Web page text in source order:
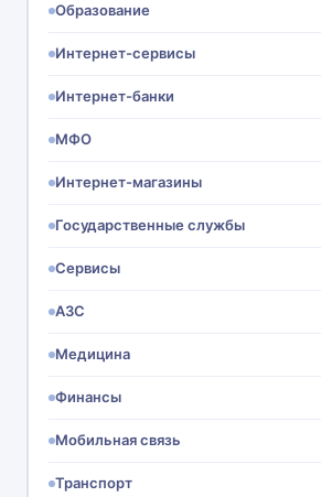
Образование
Интернет-сервисы
Интернет-банки
МФО
Интернет-магазины
Государственные службы
Сервисы
АЗС
Медицина
Финансы
Мобильная связь
Транспорт